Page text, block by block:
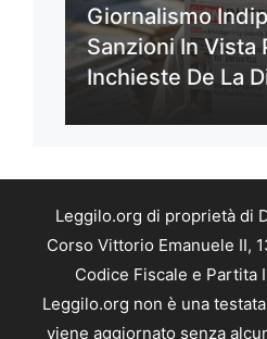
Giornalismo
Sanzioni In Vista
Inchieste De La
Leggilo.org di proprietà di
Corso Vittorio Emanuele II,
Codice Fiscale e Partita
Leggilo.org non è una
viene aggiornato senza